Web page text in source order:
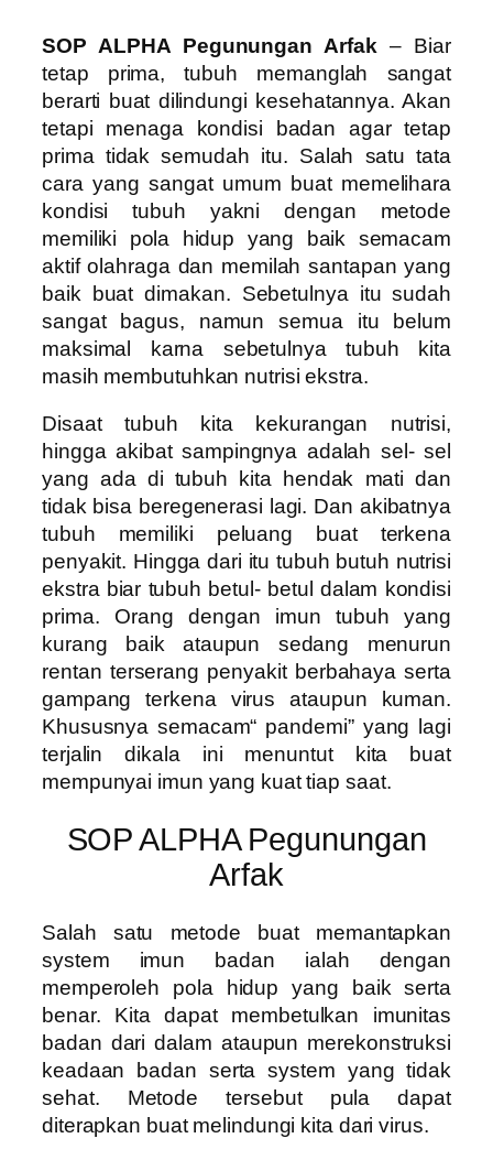
SOP ALPHA Pegunungan Arfak – Biar
tetap prima, tubuh memanglah sangat
berarti buat dilindungi kesehatannya. Akan
tetapi menaga kondisi badan agar tetap
prima tidak semudah itu. Salah satu tata
cara yang sangat umum buat memelihara
kondisi tubuh yakni dengan metode
memiliki pola hidup yang baik semacam
aktif olahraga dan memilah santapan yang
baik buat dimakan. Sebetulnya itu sudah
sangat bagus, namun semua itu belum
maksimal karna sebetulnya tubuh kita
masih membutuhkan nutrisi ekstra.
Disaat tubuh kita kekurangan nutrisi,
hingga akibat sampingnya adalah sel- sel
yang ada di tubuh kita hendak mati dan
tidak bisa beregenerasi lagi. Dan akibatnya
tubuh memiliki peluang buat terkena
penyakit. Hingga dari itu tubuh butuh nutrisi
ekstra biar tubuh betul- betul dalam kondisi
prima. Orang dengan imun tubuh yang
kurang baik ataupun sedang menurun
rentan terserang penyakit berbahaya serta
gampang terkena virus ataupun kuman.
Khususnya semacam“ pandemi” yang lagi
terjalin dikala ini menuntut kita buat
mempunyai imun yang kuat tiap saat.
SOP ALPHA Pegunungan
Arfak
Salah satu metode buat memantapkan
system imun badan ialah dengan
memperoleh pola hidup yang baik serta
benar. Kita dapat membetulkan imunitas
badan dari dalam ataupun merekonstruksi
keadaan badan serta system yang tidak
sehat. Metode tersebut pula dapat
diterapkan buat melindungi kita dari virus.